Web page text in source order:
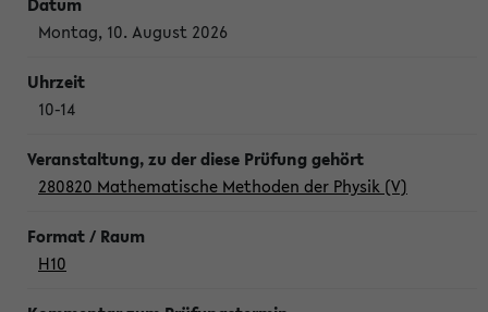
Montag, 10. August 2026
10-14
280820 Mathematische Methoden der Physik (V)
H10